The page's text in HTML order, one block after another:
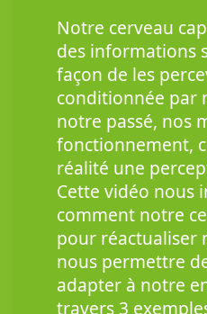
Notre cerveau
des informations
façon de les
conditionnée par
notre passé, nos
fonctionnement,
réalité une
Cette vidéo nous
comment notre
pour réactualiser
nous permettre
adapter à notre
travers 3